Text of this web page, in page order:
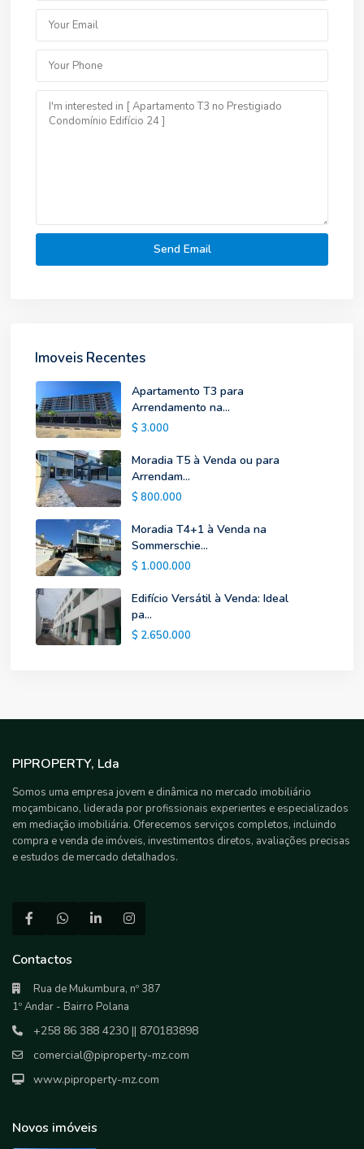
Imoveis Recentes
Apartamento T3 para
Arrendamento na...
$ 3.000
Moradia T5 à Venda ou para
Arrendam...
$ 800.000
Moradia T4+1 à Venda na
Sommerschie...
$ 1.000.000
Edifício Versátil à Venda: Ideal
pa...
$ 2.650.000
PIPROPERTY, Lda
Somos uma empresa jovem e dinâmica no mercado imobiliário
moçambicano, liderada por profissionais experientes e especializados
em mediação imobiliária. Oferecemos serviços completos, incluindo
compra e venda de imóveis, investimentos diretos, avaliações precisas
e estudos de mercado detalhados.
Contactos
Rua de Mukumbura, nº 387
1º Andar - Bairro Polana
+258 86 388 4230 || 870183898
comercial@piproperty-mz.com
www.piproperty-mz.com
Novos imóveis